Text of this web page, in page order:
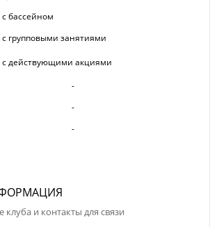
бассейном
групповыми занятиями
с действующими акциями
-
-
-
и контакты для связи